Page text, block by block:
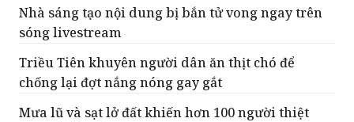
Nhà sáng tạo nội dung bị bắn tử vong ngay trên
sóng livestream
Triều Tiên khuyên người dân ăn thịt chó để
chống lại đợt nắng nóng gay gắt
Mưa lũ và sạt lở đất khiến hơn 100 người thiệt